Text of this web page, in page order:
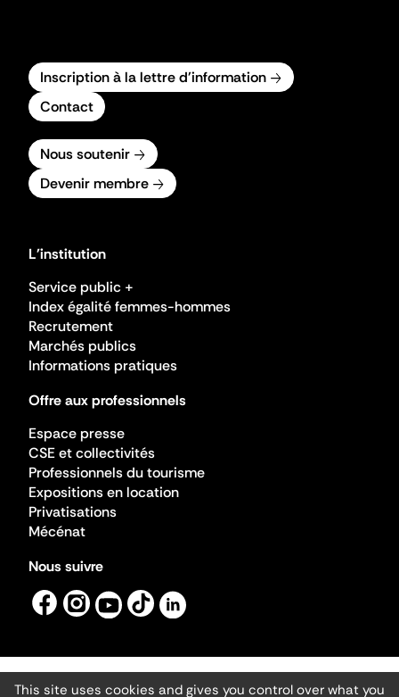
Inscription à la lettre d'information
Contact
Nous soutenir
Devenir membre
L'institution
Service public +
Index égalité femmes-hommes
Recrutement
Marchés publics
Informations pratiques
Offre aux professionnels
Espace presse
CSE et collectivités
Professionnels du tourisme
Expositions en location
Privatisations
Mécénat
Nous suivre
Mentions légales
This site uses cookies and gives you control over what you